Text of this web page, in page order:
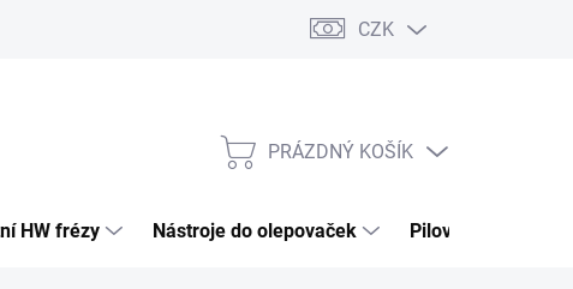
CZK
NÁKUPNÍ
PRÁZDNÝ KOŠÍK
HW frézy Nástroje do olepovaček Pilové kotouče